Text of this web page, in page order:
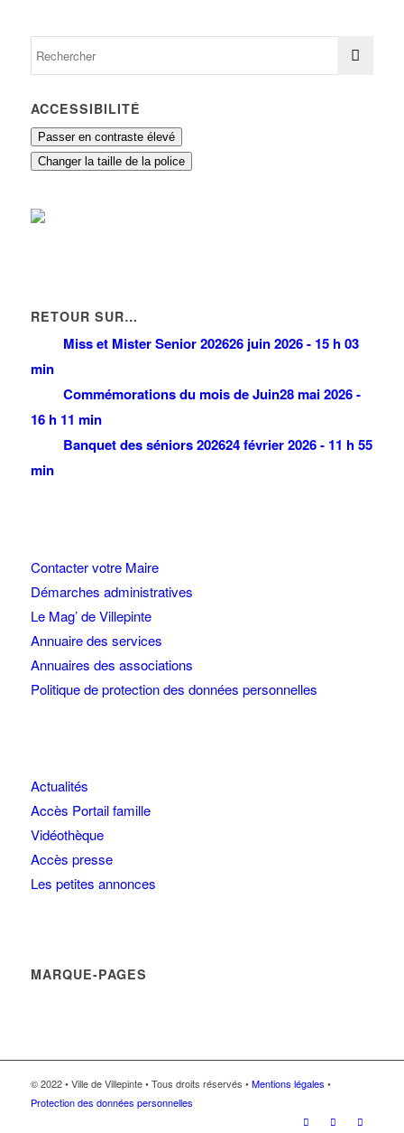
ACCESSIBILITÉ
Passer en contraste élevé
Changer la taille de la police
RETOUR SUR…
Miss et Mister Senior 202626 juin 2026 - 15 h 03
min
Commémorations du mois de Juin28 mai 2026 -
16 h 11 min
Banquet des séniors 202624 février 2026 - 11 h 55
min
Contacter votre Maire
Démarches administratives
Le Mag’ de Villepinte
Annuaire des services
Annuaires des associations
Politique de protection des données personnelles
Actualités
Accès Portail famille
Vidéothèque
Accès presse
Les petites annonces
MARQUE-PAGES
© 2022 • Ville de Villepinte • Tous droits réservés •Mentions légales •
Protection des données personnelles